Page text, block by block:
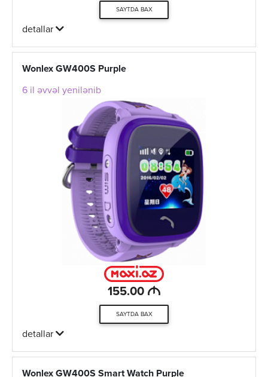
SAYTDA BAX
detallar
Wonlex GW400S Purple
6 il əvvəl yenilənib
155.00 M
SAYTDA BAX
detallar
Wonlex GW400S Smart Watch Purple